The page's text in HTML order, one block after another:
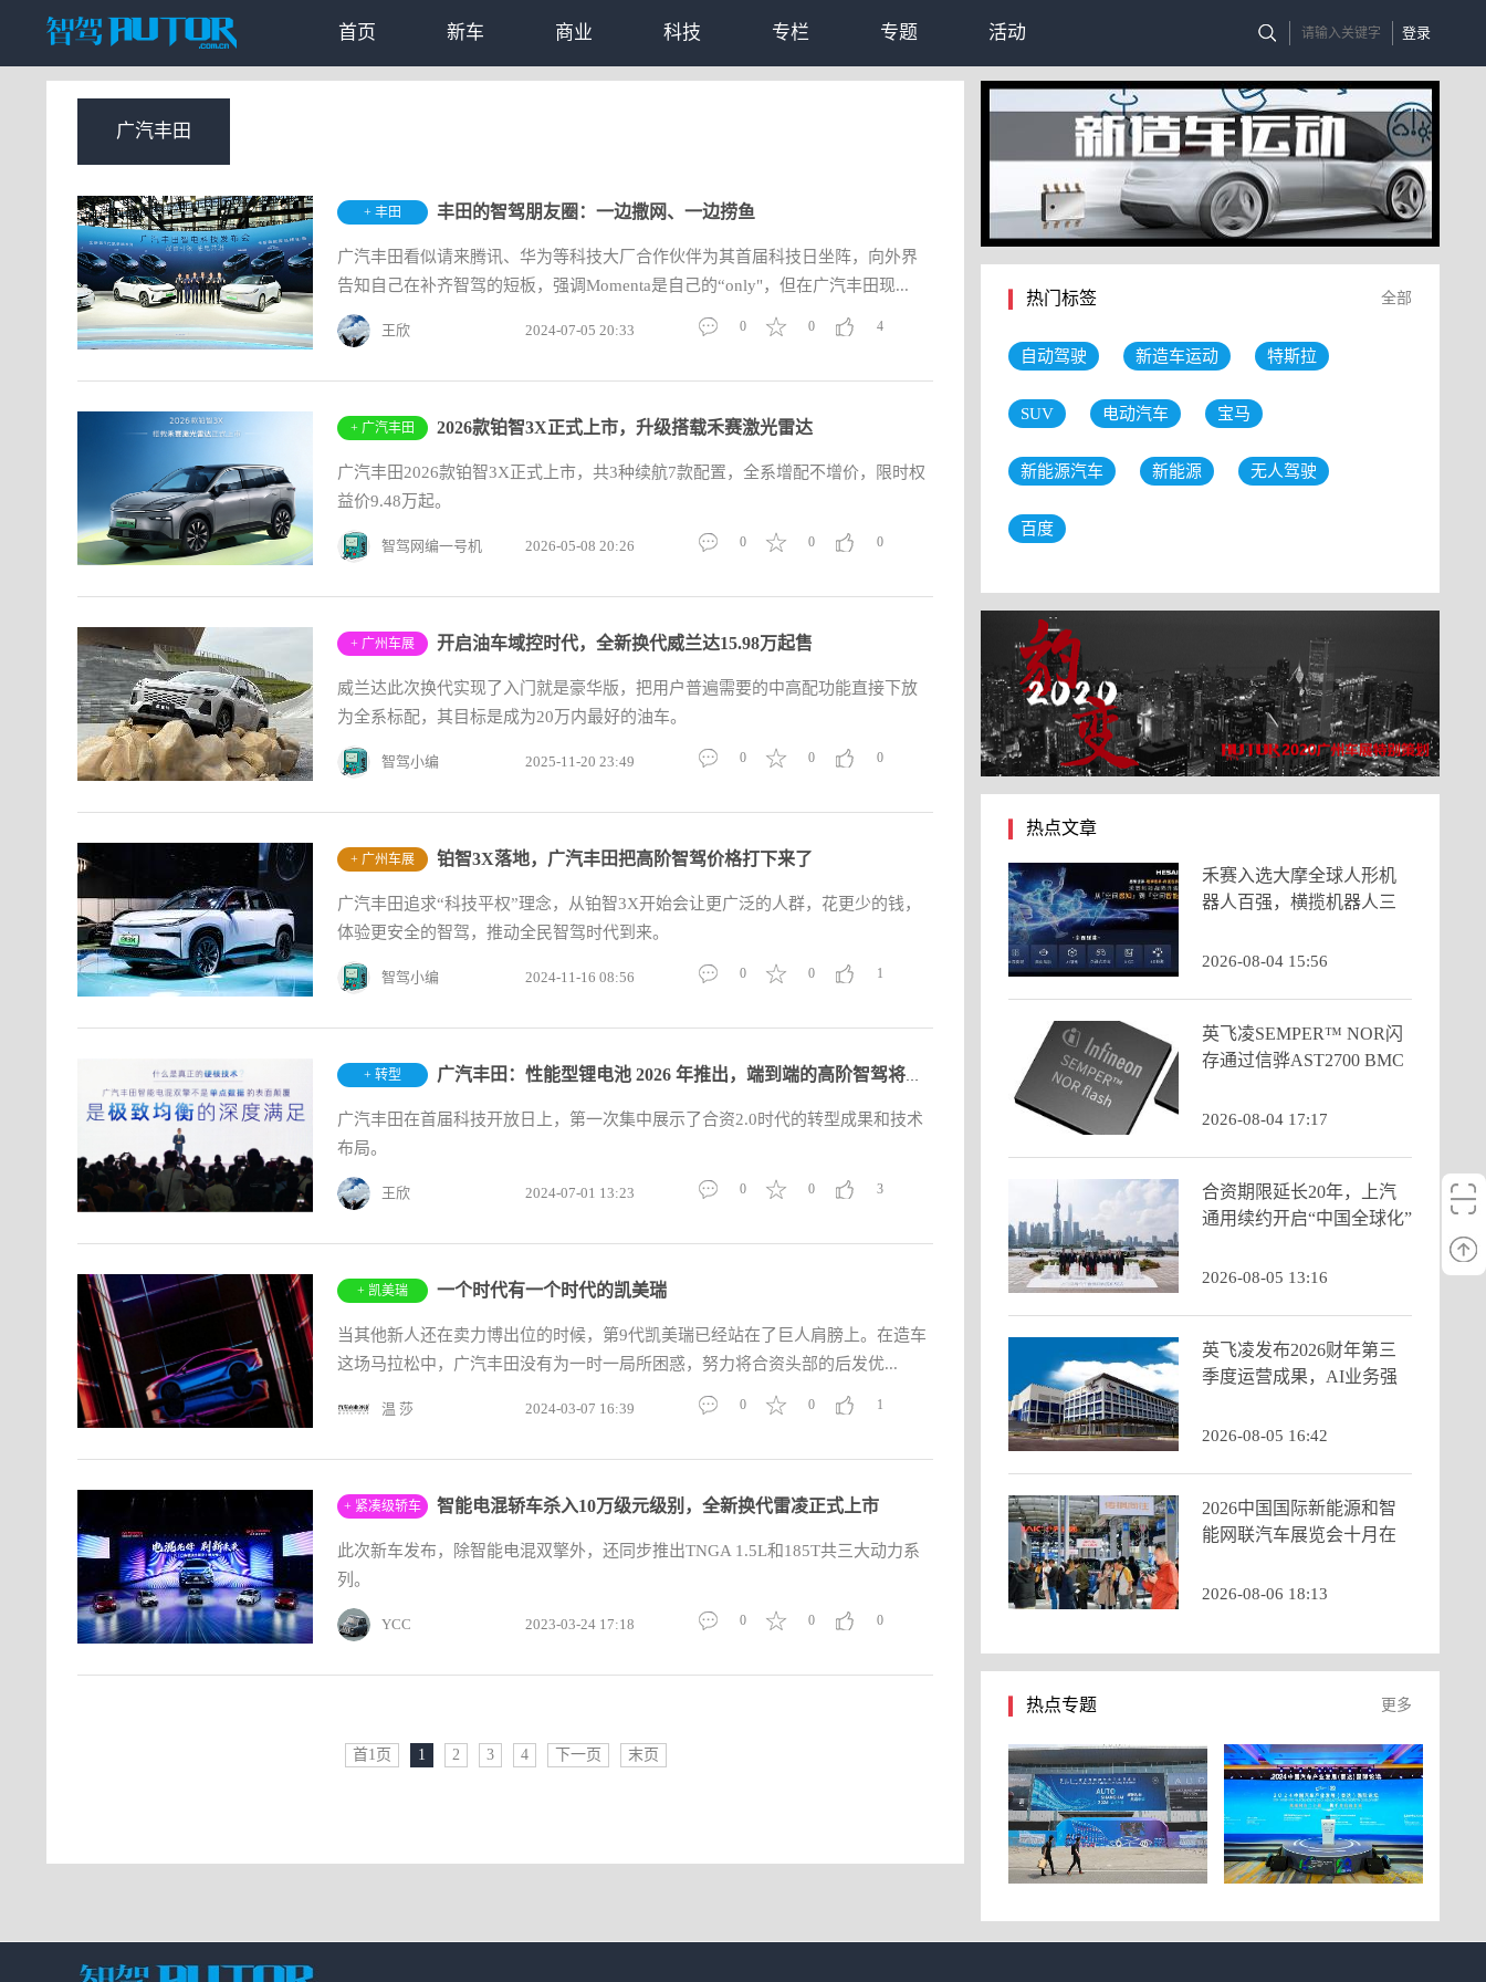
登录
首页 新车 商业 科技 专栏 专题 活动
广汽丰田
+ 丰田 丰田的智驾朋友圈：一边撒网、一边捞鱼
广汽丰田看似请来腾讯、华为等科技大厂合作伙伴为其首届科技日坐阵，向外界
告知自己在补齐智驾的短板，强调Momenta是自己的“only"，但在广汽丰田现...
王欣 2024-07-05 20:33 4
0
0
+ 广汽丰田 2026款铂智3X正式上市，升级搭载禾赛激光雷达
广汽丰田2026款铂智3X正式上市，共3种续航7款配置，全系增配不增价，限时权
益价9.48万起。
智驾网编一号机 2026-05-08 20:26 0
0
0
+ 广州车展 开启油车域控时代，全新换代威兰达15.98万起售
威兰达此次换代实现了入门就是豪华版，把用户普遍需要的中高配功能直接下放
为全系标配，其目标是成为20万内最好的油车。
智驾小编 2025-11-20 23:49 0
0
0
+ 广州车展 铂智3X落地，广汽丰田把高阶智驾价格打下来了
广汽丰田追求“科技平权”理念，从铂智3X开始会让更广泛的人群，花更少的钱，
体验更安全的智驾，推动全民智驾时代到来。
智驾小编 2024-11-16 08:56 1
0
0
+ 转型 广汽丰田：性能型锂电池 2026 年推出，端到端的高阶智驾将首发搭
广汽丰田在首届科技开放日上，第一次集中展示了合资2.0时代的转型成果和技术
布局。
王欣 2024-07-01 13:23 3
0
0
+ 凯美瑞 一个时代有一个时代的凯美瑞
当其他新人还在卖力博出位的时候，第9代凯美瑞已经站在了巨人肩膀上。在造车
这场马拉松中，广汽丰田没有为一时一局所困惑，努力将合资头部的后发优...
温 莎 2024-03-07 16:39 1
0
0
+ 紧凑级轿车 智能电混轿车杀入10万级元级别，全新换代雷凌正式上市
此次新车发布，除智能电混双擎外，还同步推出TNGA 1.5L和185T共三大动力系
列。
YCC 2023-03-24 17:18 0
0
0
首1页 1 2 3 4 下一页 末页
热门标签 全部
自动驾驶 新造车运动 特斯拉
SUV 电动汽车 宝马
新能源汽车 新能源 无人驾驶
百度
热点文章
禾赛入选大摩全球人形机
器人百强，横揽机器人三
2026-08-04 15:56
英飞凌SEMPER™ NOR闪
存通过信骅AST2700 BMC
2026-08-04 17:17
合资期限延长20年，上汽
通用续约开启“中国全球化”
2026-08-05 13:16
英飞凌发布2026财年第三
季度运营成果，AI业务强
史新高
2026-08-05 16:42
2026中国国际新能源和智
能网联汽车展览会十月在
造产业新生态
2026-08-06 18:13
热点专题 更多